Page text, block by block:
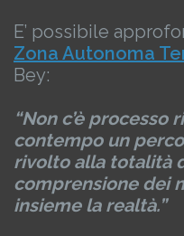
E’ possibile
Zona Autonoma
Bey:
“Non c’è processo
contempo un
rivolto alla totalità
comprensione dei
insieme la realtà.”